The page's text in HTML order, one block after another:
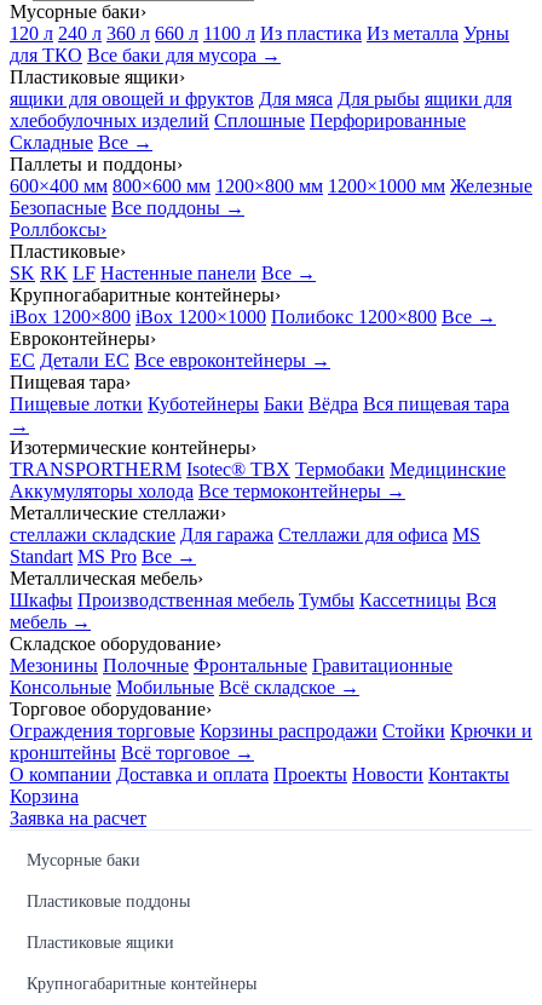
Мусорные баки›
120 л 240 л 360 л 660 л 1100 л Из пластика Из металла Урны
для ТКО Все баки для мусора →
Пластиковые ящики›
ящики для овощей и фруктов Для мяса Для рыбы ящики для
хлебобулочных изделий Сплошные Перфорированные
Складные Все →
Паллеты и поддоны›
600×400 мм 800×600 мм 1200×800 мм 1200×1000 мм Железные
Безопасные Все поддоны →
Роллбоксы›
Пластиковые›
SK RK LF Настенные панели Все →
Крупногабаритные контейнеры›
iBox 1200×800 iBox 1200×1000 Полибокс 1200×800 Все →
Евроконтейнеры›
EC Детали EC Все евроконтейнеры →
Пищевая тара›
Пищевые лотки Куботейнеры Баки Вёдра Вся пищевая тара
→
Изотермические контейнеры›
TRANSPORTHERM Isotec® TBX Термобаки Медицинские
Аккумуляторы холода Все термоконтейнеры →
Металлические стеллажи›
стеллажи складские Для гаража Стеллажи для офиса MS
Standart MS Pro Все →
Металлическая мебель›
Шкафы Производственная мебель Тумбы Кассетницы Вся
мебель →
Складское оборудование›
Мезонины Полочные Фронтальные Гравитационные
Консольные Мобильные Всё складское →
Торговое оборудование›
Ограждения торговые Корзины распродажи Стойки Крючки и
кронштейны Всё торговое →
О компании Доставка и оплата Проекты Новости Контакты
Корзина
Заявка на расчет
Мусорные баки
Пластиковые поддоны
Пластиковые ящики
Крупногабаритные контейнеры